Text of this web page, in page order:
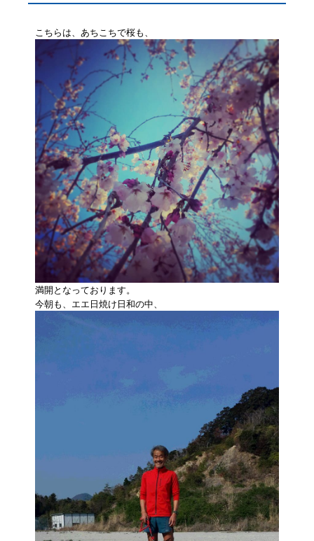
こちらは、あちこちで桜も、
満開となっております。
今朝も、エエ日焼け日和の中、